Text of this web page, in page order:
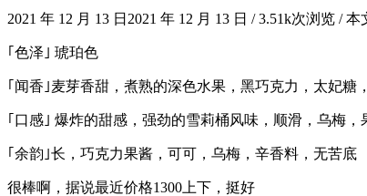
2021 年 12 月 13 日 2021 年 12 月 13 日 /3.51k次浏览 /本
｢色泽｣ 琥珀色
｢闻香｣麦芽香甜，煮熟的深色水果，黑巧克力，太妃糖
｢口感｣ 爆炸的甜感，强劲的雪莉桶风味，顺滑，乌梅
｢余韵｣长，巧克力果酱，可可，乌梅，辛香料，无苦底
很棒啊，据说最近价格1300上下，挺好